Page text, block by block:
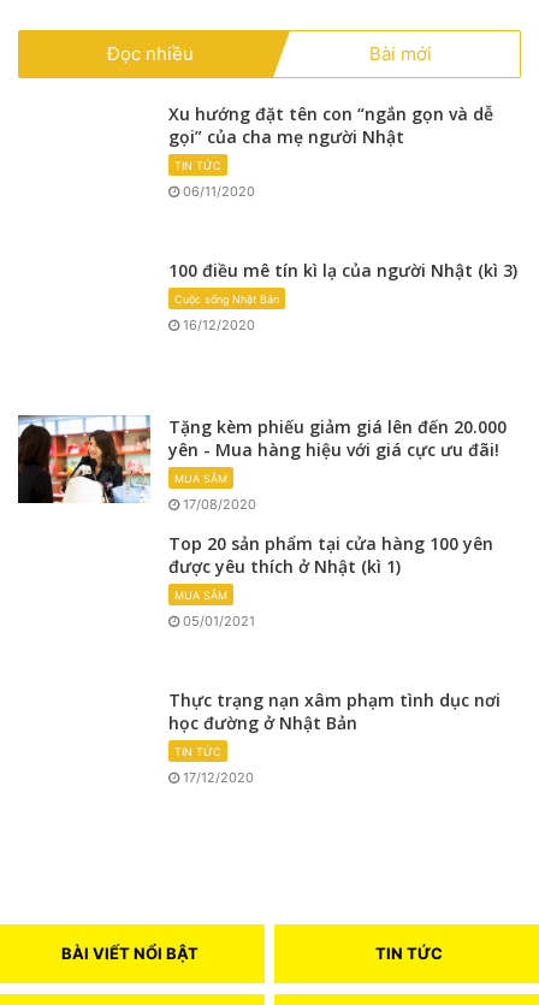
Đọc nhiều Bài mới
Xu hướng đặt tên con “ngắn gọn và dễ
gọi” của cha mẹ người Nhật
TIN TỨC
06/11/2020
100 điều mê tín kì lạ của người Nhật (kì 3)
Cuộc sống Nhật Bản
16/12/2020
Tặng kèm phiếu giảm giá lên đến 20.000
yên - Mua hàng hiệu với giá cực ưu đãi!
MUA SẮM
17/08/2020
Top 20 sản phẩm tại cửa hàng 100 yên
được yêu thích ở Nhật (kì 1)
MUA SẮM
05/01/2021
Thực trạng nạn xâm phạm tình dục nơi
học đường ở Nhật Bản
TIN TỨC
17/12/2020
BÀI VIẾT NỔI BẬT TIN TỨC